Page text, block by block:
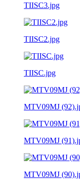
TIISC3.jpg
TIISC2.jpg
TIISC.jpg
MTV09MJ
MTV09MJ
MTV09MJ